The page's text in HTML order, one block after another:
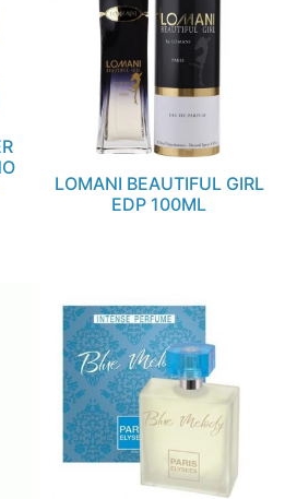
LOMANI BEAUTIFUL GIRL
EDP 100ML